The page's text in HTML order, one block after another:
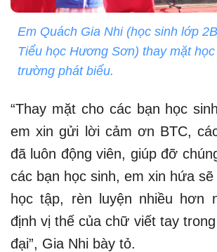
Em Quách Gia Nhi (học sinh lớp
Tiểu học Hương Sơn) thay mặt
trường phát biểu.
“Thay mặt cho các bạn học
em xin gửi lời cảm ơn BTC,
đã luôn động viên, giúp đỡ
các bạn học sinh, em xin hứa
học tập, rèn luyện nhiều hơn
định vị thế của chữ viết tay
đại”, Gia Nhi bày tỏ.